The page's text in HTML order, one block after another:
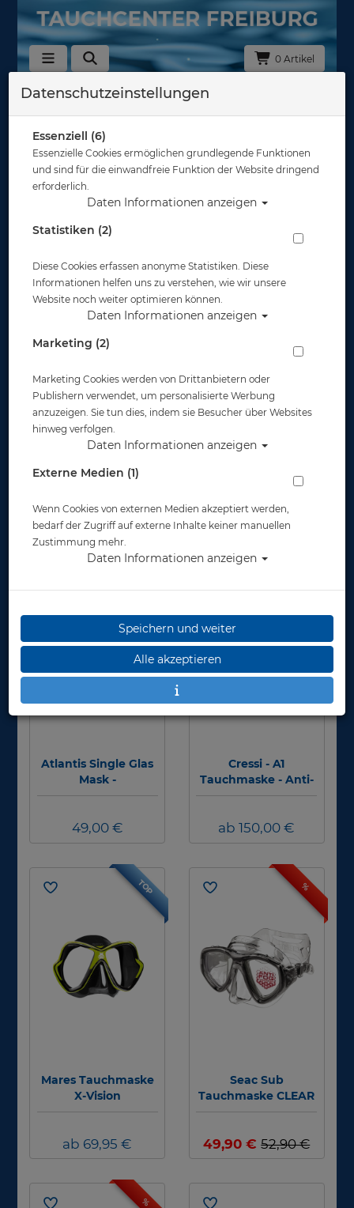
0 Artikel
Masken
Hersteller
Auswahl löschen
Sortierung :
Atlantis Single Glas
49,00 €
Atlantis Single Glas
Schwarz/Schwarz
49,00 €
Atlantis Single Glas
Mask -
Schwarz/Schwarz
49,00 €
Cressi - A1
Tauchmaske - Anti-
Fog
ab 150,00 €
TOP
Mares Tauchmaske
X-Vision
ab 69,95 €
%
Seac Sub
Tauchmaske CLEAR
- antifog
49,90 €52,90 €
%
Datenschutzeinstellungen
Essenziell (6)
Essenzielle Cookies ermöglichen grundlegende Funktionen
und sind für die einwandfreie Funktion der Website dringend
erforderlich.
Daten Informationen anzeigen
Statistiken (2)
Diese Cookies erfassen anonyme Statistiken. Diese
Informationen helfen uns zu verstehen, wie wir unsere
Website noch weiter optimieren können.
Daten Informationen anzeigen
Marketing (2)
Marketing Cookies werden von Drittanbietern oder
Publishern verwendet, um personalisierte Werbung
anzuzeigen. Sie tun dies, indem sie Besucher über Websites
hinweg verfolgen.
Daten Informationen anzeigen
Externe Medien (1)
Wenn Cookies von externen Medien akzeptiert werden,
bedarf der Zugriff auf externe Inhalte keiner manuellen
Zustimmung mehr.
Daten Informationen anzeigen
Speichern und weiter
Alle akzeptieren